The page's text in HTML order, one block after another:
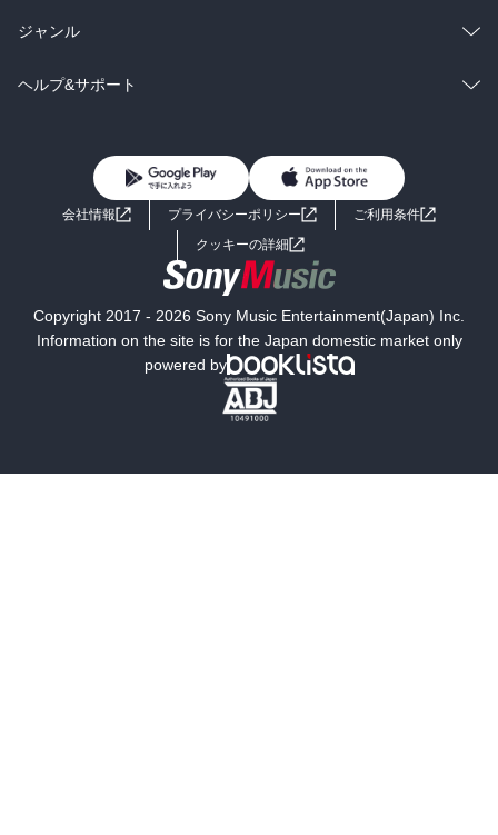
BL・TL
雑誌・グラビア
BL・TL
ラノベ
雑誌・グラビア
総合
ラノベ
ジャンル
コミック
ライトノベル 男子向けラノベ
小説
海外小説
ミステリー SF
文学
ヘルプ&サポート
よくあるご質問 お問い合わせ
会社情報 プライバシーポリシー
ご利用条件
クッキーの詳細
Copyright 2017 - 2026 Sony Music Entertainment(Japan) Inc.
Information on the site is for the Japan domestic market only
powered by